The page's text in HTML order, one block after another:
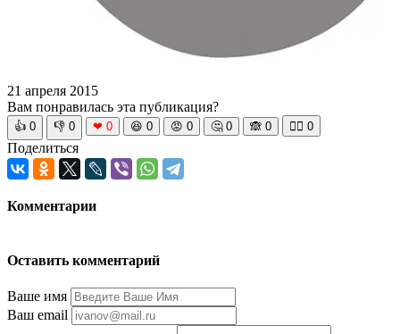
21 апреля 2015
Вам понравилась эта публикация?
👍 0 👎 0 ❤ 0 😆 0 😡 0 🤔 0 🙈 0 🧘‍♀️ 0
Поделиться
Комментарии
Оставить комментарий
Ваше имя
Ваш email